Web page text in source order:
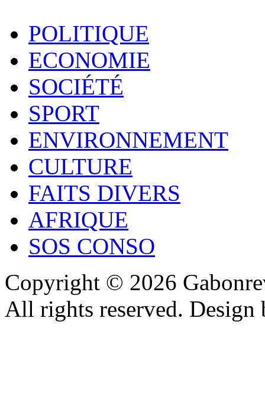
POLITIQUE
ECONOMIE
SOCIÉTÉ
SPORT
ENVIRONNEMENT
CULTURE
FAITS DIVERS
AFRIQUE
SOS CONSO
Copyright © 2026
All rights reserved.